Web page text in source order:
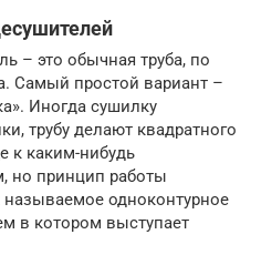
– это обычная труба, по
Самый простой вариант –
Иногда сушилку
трубу делают квадратного
к каким-нибудь
но принцип работы
одноконтурное
в котором выступает